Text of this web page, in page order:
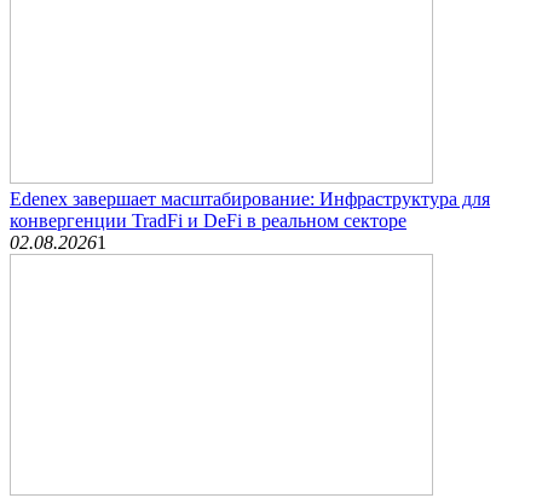
Edenex завершает масштабирование: Инфраструктура для
конвергенции TradFi и DeFi в реальном секторе
02.08.20261